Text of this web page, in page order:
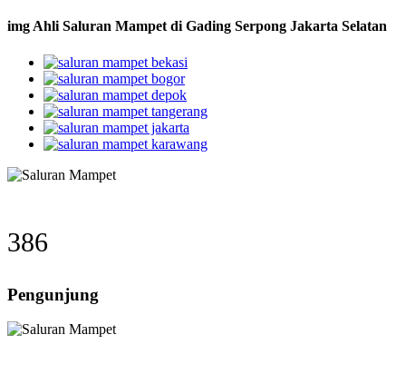
img Ahli Saluran Mampet di Gading Serpong Jakarta Selatan
386
Pengunjung